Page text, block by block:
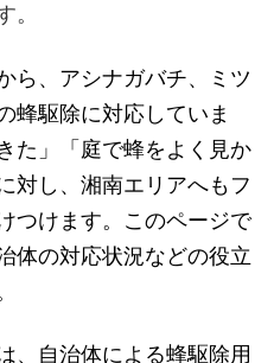
。
ら、アシナガバチ、ミツ
蜂駆除に対応していま
た」「庭で蜂をよく見か
対し、湘南エリアへもフ
つけます。このページで
体の対応状況などの役立
、自治体による蜂駆除用